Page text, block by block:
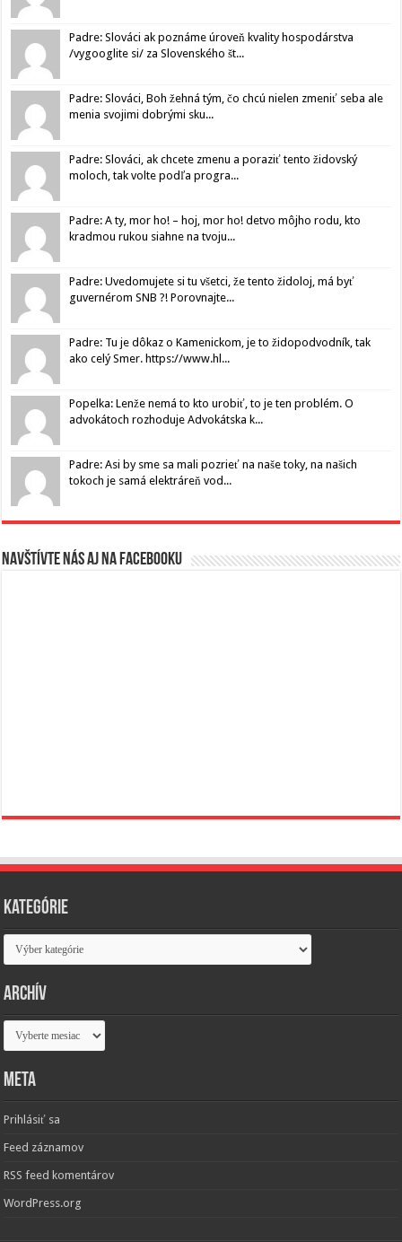
Padre: Slováci ak poznáme úroveň kvality hospodárstva
/vygooglite si/ za Slovenského št...
Padre: Slováci, Boh žehná tým, čo chcú nielen zmeniť seba ale
menia svojimi dobrými sku...
Padre: Slováci, ak chcete zmenu a poraziť tento židovský
moloch, tak volte podľa progra...
Padre: A ty, mor ho! – hoj, mor ho! detvo môjho rodu, kto
kradmou rukou siahne na tvoju...
Padre: Uvedomujete si tu všetci, že tento židoloj, má byť
guvernérom SNB ?! Porovnajte...
Padre: Tu je dôkaz o Kamenickom, je to židopodvodník, tak
ako celý Smer. https://www.hl...
Popelka: Lenže nemá to kto urobiť, to je ten problém. O
advokátoch rozhoduje Advokátska k...
Padre: Asi by sme sa mali pozrieť na naše toky, na našich
tokoch je samá elektráreň vod...
Navštívte nás aj na Facebooku
Kategórie
Kategórie
Archív
Archív
Meta
Prihlásiť sa
Feed záznamov
RSS feed komentárov
WordPress.org